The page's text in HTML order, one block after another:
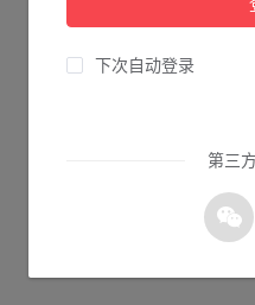
下次自动登录
第三